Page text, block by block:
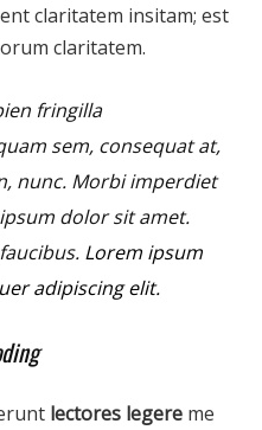
claritatem insitam; est
claritatem.
fringilla
sem, consequat at,
nunc. Morbi imperdiet
dolor sit amet.
Lorem ipsum
adipiscing elit.
lectores legere me